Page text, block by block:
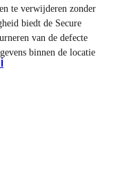
te verwijderen zonder
biedt de Secure
van de defecte
binnen de locatie